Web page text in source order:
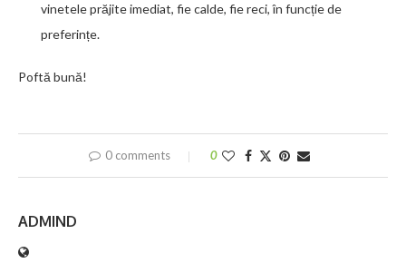
vinetele prăjite imediat, fie calde, fie reci, în funcție de
preferințe.
Poftă bună!
0 comments 0
ADMIND